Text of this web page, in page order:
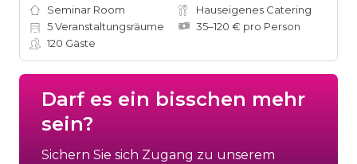
Seminar Room
Hauseigenes Catering
5Veranstaltungsräume
35–120 € pro Person
120 Gäste
Darf es ein bisschen mehr
sein?
Sichern Sie sich Zugang zu unserem